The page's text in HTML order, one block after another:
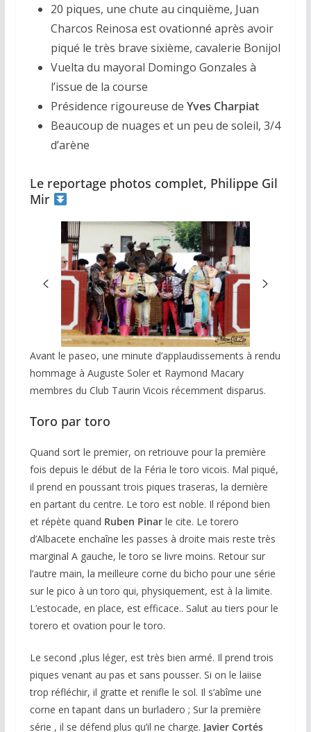
20 piques, une chute au cinquième, Juan
Charcos Reinosa est ovationné après avoir
piqué le très brave sixième, cavalerie Bonijol
Vuelta du mayoral Domingo Gonzales à
l’issue de la course
Présidence rigoureuse de Yves Charpiat
Beaucoup de nuages et un peu de soleil, 3/4
d’arène
Le reportage photos complet, Philippe Gil
Mir
Avant le paseo, une minute d’applaudissements à rendu
hommage à Auguste Soler et Raymond Macary
membres du Club Taurin Vicois récemment disparus.
Toro par toro
Quand sort le premier, on retriouve pour la première
fois depuis le début de la Féria le toro vicois. Mal piqué,
il prend en poussant trois piques traseras, la dernière
en partant du centre. Le toro est noble. Il répond bien
et répète quand Ruben Pinarle cite. Le torero
d’Albacete enchaîne les passes à droite mais reste très
marginal A gauche, le toro se livre moins. Retour sur
l’autre main, la meilleure corne du bicho pour une série
sur le pico à un toro qui, physiquement, est à la limite.
L’estocade, en place, est efficace.. Salut au tiers pour le
torero et ovation pour le toro.
Le second ,plus léger, est très bien armé. Il prend trois
piques venant au pas et sans pousser. Si on le laiise
trop réfléchir, il gratte et renifle le sol. Il s’abîme une
corne en tapant dans un burladero ; Sur la première
série , il se défend plus qu’il ne charge. Javier Cortés